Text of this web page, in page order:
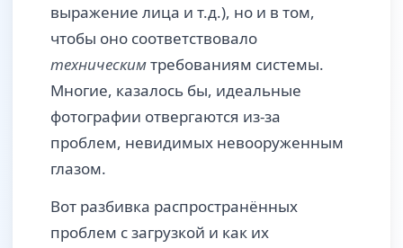
выражение лица и т.д.), но и в том,
чтобы оно соответствовало
техническимтребованиям системы.
Многие, казалось бы, идеальные
фотографии отвергаются из-за
проблем, невидимых невооруженным
глазом.
Вот разбивка распространённых
проблем с загрузкой и как их